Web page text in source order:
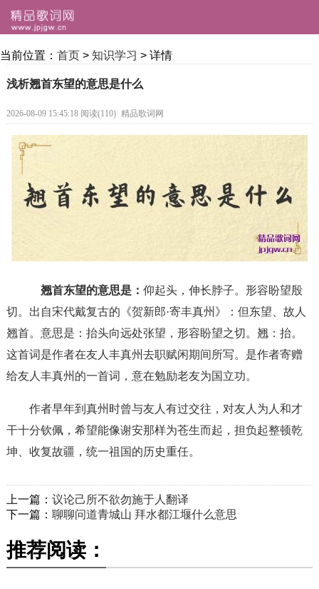
当前位置： 首页 > 知识学习 > 详情
浅析翘首东望的意思是什么
2026-08-09 15:45:18 阅读(110) 精品歌词网
翘首东望的意思是： 仰起头，伸长脖子。形容盼望殷
切。出自宋代戴复古的《贺新郎·寄丰真州》：但东望、故人
翘首。意思是：抬头向远处张望，形容盼望之切。翘：抬。
这首词是作者在友人丰真州去职赋闲期间所写。是作者寄赠
给友人丰真州的一首词，意在勉励老友为国立功。
作者早年到真州时曾与友人有过交往，对友人为人和才
干十分钦佩，希望能像谢安那样为苍生而起，担负起整顿乾
坤、收复故疆，统一祖国的历史重任。
上一篇： 议论己所不欲勿施于人翻译
下一篇： 聊聊问道青城山 拜水都江堰什么意思
推荐阅读：